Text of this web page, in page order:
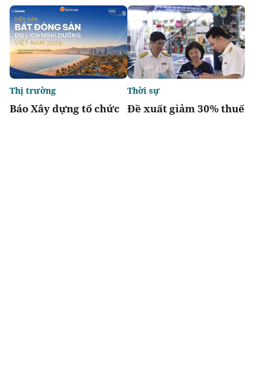
Báo Xây dựng tổ chức
Thị trường
Đề xuất giảm 30% thuế
Thời sự